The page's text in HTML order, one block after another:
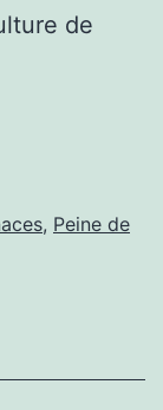
de
, Peine de